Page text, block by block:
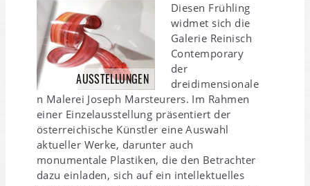
AUSSTELLUNGEN
Diesen Frühling
widmet sich die
Galerie Reinisch
Contemporary
der
dreidimensionale
n Malerei Joseph Marsteurers. Im Rahmen
einer Einzelausstellung präsentiert der
österreichische Künstler eine Auswahl
aktueller Werke, darunter auch
monumentale Plastiken, die den Betrachter
dazu einladen, sich auf ein intellektuelles